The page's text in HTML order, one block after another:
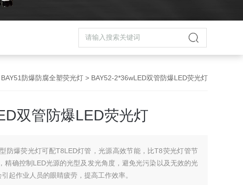
BAY51防爆防腐全塑荧光灯 > BAY52-2*36wLED双管防爆LED荧光灯
双管防爆LED荧光灯
防爆荧光灯可配T8LED灯管，光源高效节能，比T8荧光灯管节
精确控制LED光源的光型及发光角度，避免光污染以及无效的光
起作业人员的眼睛疲劳，提高工作效率。